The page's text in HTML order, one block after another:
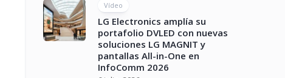
Vídeo
LG Electronics amplía su
portafolio DVLED con nuevas
soluciones LG MAGNIT y
pantallas All-in-One en
InfoComm 2026